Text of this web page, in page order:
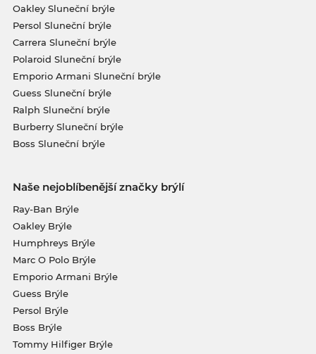
Oakley Sluneční brýle
Persol Sluneční brýle
Carrera Sluneční brýle
Polaroid Sluneční brýle
Emporio Armani Sluneční brýle
Guess Sluneční brýle
Ralph Sluneční brýle
Burberry Sluneční brýle
Boss Sluneční brýle
Naše nejoblíbenější značky brýlí
Ray-Ban Brýle
Oakley Brýle
Humphreys Brýle
Marc O Polo Brýle
Emporio Armani Brýle
Guess Brýle
Persol Brýle
Boss Brýle
Tommy Hilfiger Brýle